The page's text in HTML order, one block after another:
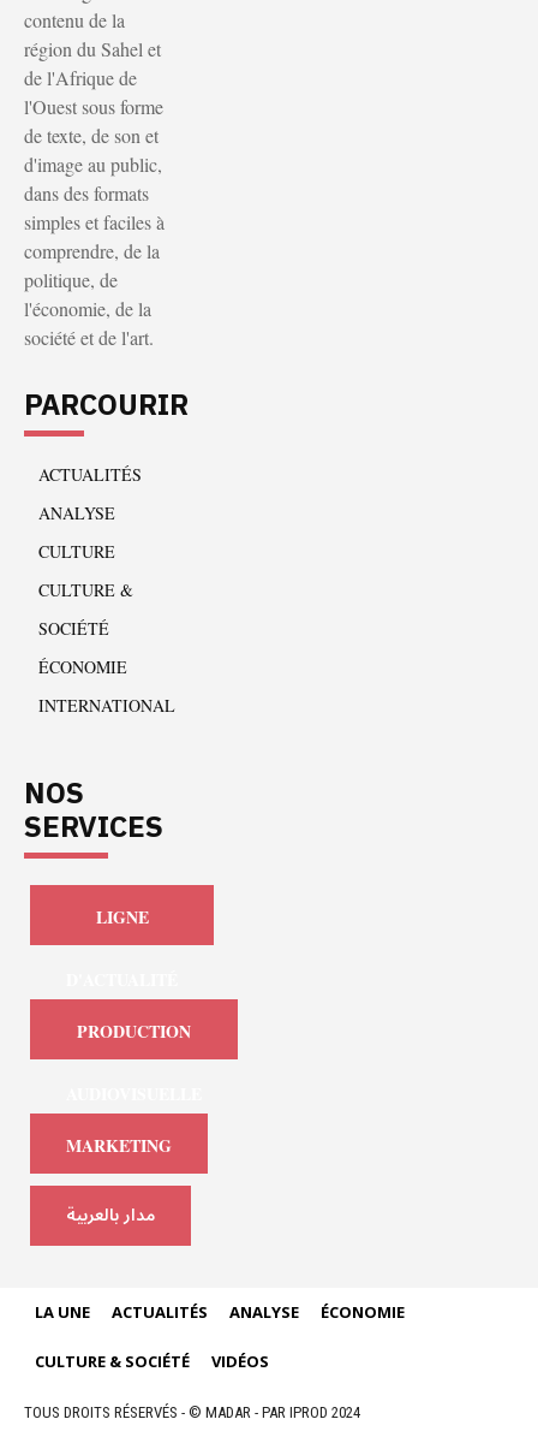
contenu de la
région du Sahel et
de l'Afrique de
l'Ouest sous forme
de texte, de son et
d'image au public,
dans des formats
simples et faciles à
comprendre, de la
politique, de
l'économie, de la
société et de l'art.
PARCOURIR
ACTUALITÉS
ANALYSE
CULTURE
CULTURE &
SOCIÉTÉ
ÉCONOMIE
INTERNATIONAL
NOS
SERVICES
LIGNE
PRODUCTION
MARKETING
مدار بالعربية
LA UNE ACTUALITÉS ANALYSE ÉCONOMIE
CULTURE & SOCIÉTÉ VIDÉOS
TOUS DROITS RÉSERVÉS - © MADAR - PAR IPROD 2024